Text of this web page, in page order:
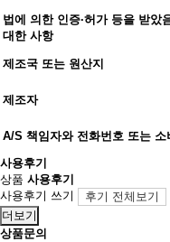
법에 의한 인증·허가 등을 받았
대한 사항
제조국 또는 원산지
제조자
A/S 책임자와 전화번호 또는
사용후기
상품 사용후기
사용후기 쓰기
후기 전체보기
더보기
상품문의